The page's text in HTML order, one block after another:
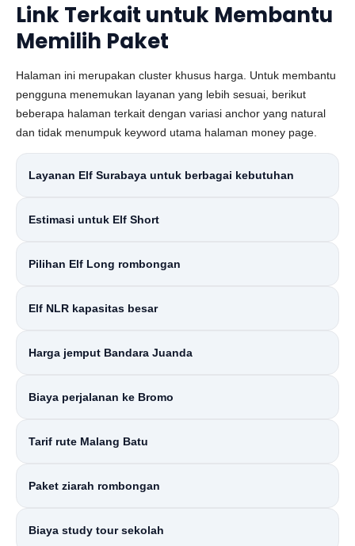
Link Terkait untuk Membantu
Memilih Paket
Halaman ini merupakan cluster khusus harga. Untuk membantu
pengguna menemukan layanan yang lebih sesuai, berikut
beberapa halaman terkait dengan variasi anchor yang natural
dan tidak menumpuk keyword utama halaman money page.
Layanan Elf Surabaya untuk berbagai kebutuhan
Estimasi untuk Elf Short
Pilihan Elf Long rombongan
Elf NLR kapasitas besar
Harga jemput Bandara Juanda
Biaya perjalanan ke Bromo
Tarif rute Malang Batu
Paket ziarah rombongan
Biaya study tour sekolah